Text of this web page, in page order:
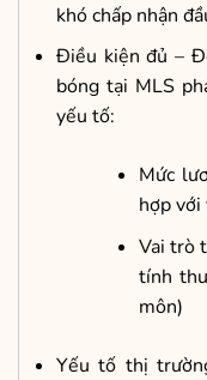
khó chấp nhận
Điều kiện đủ –
bóng tại MLS
yếu tố:
Mức
hợp với
Vai trò
tính
môn)
Yếu tố thị